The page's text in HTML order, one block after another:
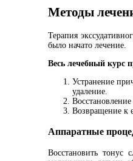
Методы
Терапия
было начато лечение.
Весь лечебный курс
Устранение
удаление.
Восстановление
Возвращение к
Аппаратные
Восстановить тонус